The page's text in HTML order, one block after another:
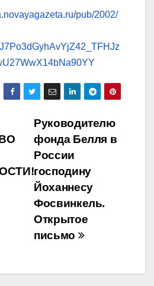
pub/2002/
Руководителю
фонда Белля в
России
господину
Йоханнесу
Фосвинкель.
Открытое
письмо